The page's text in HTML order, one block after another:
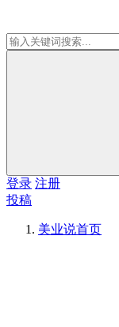
登录 注册
投稿
美业说首页